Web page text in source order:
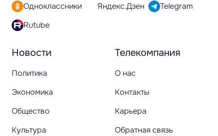
Новости
Политика
Экономика
Общество
Культура
Телекомпания
О нас
Контакты
Карьера
Обратная связь
Одноклассники
Яндекс.Дзен
Telegram
Rutube